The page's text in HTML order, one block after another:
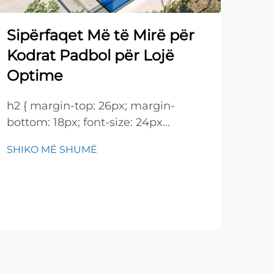
Sipërfaqet Më të Mirë për
Kodrat Padbol për Lojë
Optime
h2 { margin-top: 26px; margin-
bottom: 18px; font-size: 24px
height: normal; } h3 { margin-top:
SHIKO MË SHUMË